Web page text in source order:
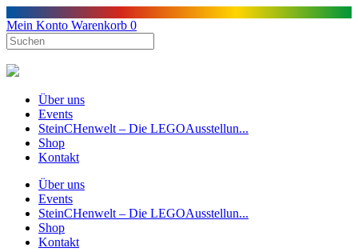
Mein Konto Warenkorb 0
Über uns
Events
SteinCHenwelt – Die LEGOAusstellun...
Shop
Kontakt
Über uns
Events
SteinCHenwelt – Die LEGOAusstellun...
Shop
Kontakt